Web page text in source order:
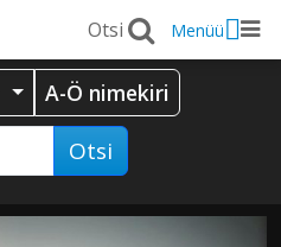
Menüü
A-Ö nimekiri
Otsi